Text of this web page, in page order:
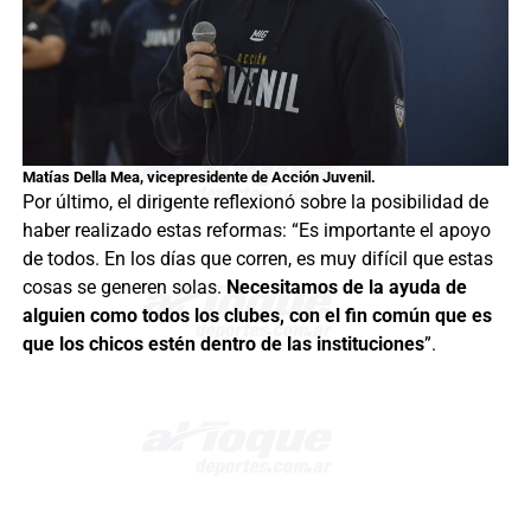
Matías Della Mea, vicepresidente de Acción Juvenil.
Por último, el dirigente reflexionó sobre la posibilidad de
haber realizado estas reformas: “Es importante el apoyo
de todos. En los días que corren, es muy difícil que estas
cosas se generen solas. Necesitamos de la ayuda de
alguien como todos los clubes, con el fin común que es
que los chicos estén dentro de las instituciones”.